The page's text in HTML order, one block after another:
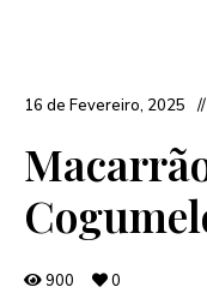
16 de Fevereiro, 2025
900 0